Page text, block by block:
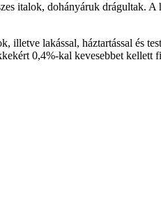
italok, dohányáruk drágultak.
illetve lakással, háztartással és
0,4%-kal kevesebbet kellett